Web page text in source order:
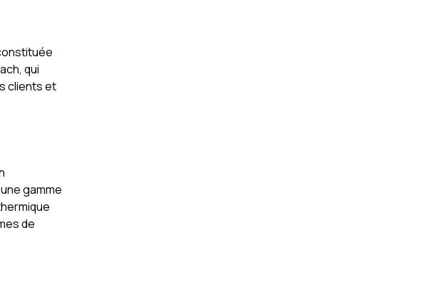
qui
clients et
gamme
de